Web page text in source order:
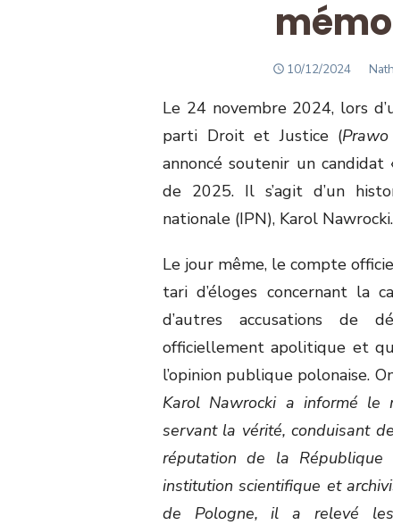
POSTED
10/12/2024
Le 24 novembre 2024, lors
parti Droit et Justice (
annoncé soutenir un
de 2025. Il s’agit d’un
nationale (IPN), Karol Nawrocki.
Le jour même, le compte
tari d’éloges concernant la
d’autres accusations de
officiellement apolitique et
l’opinion publique polonaise.
Karol Nawrocki a informé le
servant la vérité, conduisant
réputation de la
institution scientifique et
de Pologne, il a relevé